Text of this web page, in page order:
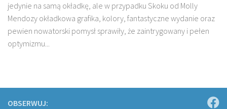
jedynie na samą okładkę, ale w przypadku Skoku od Molly
Mendozy okładkowa grafika, kolory, fantastyczne wydanie oraz
pewien nowatorski pomysł sprawiły, że zaintrygowany i pełen
optymizmu...
OBSERWUJ: